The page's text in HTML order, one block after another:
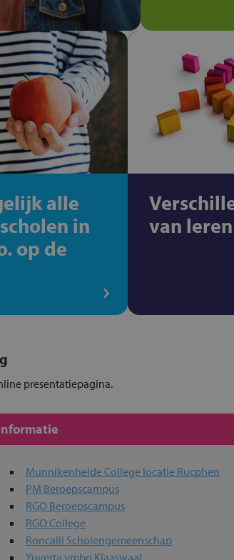
alle
in
op de
van leren
presentatiepagina.
Munnikenheide College locatie Rucphen
PM Beroepscampus
RGO Beroepscampus
RGO College
Roncalli Scholengemeenschap
Yuverta vmbo Klaaswaal